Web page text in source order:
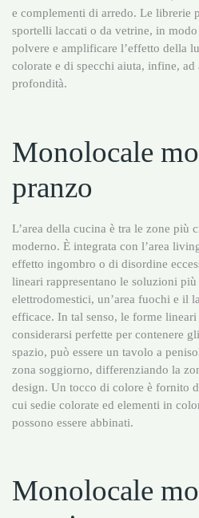
e complementi di arredo. Le librerie
sportelli laccati o da vetrine, in
polvere e amplificare l’effetto della
colorate e di specchi aiuta, infine, ad
profondità.
Monolocale
pranzo
L’area della cucina è tra le zone più
moderno. È integrata con l’area
effetto ingombro o di disordine
lineari rappresentano le soluzioni più
elettrodomestici, un’area fuochi e il
efficace. In tal senso, le forme lineari
considerarsi perfette per contenere
spazio, può essere un tavolo a
zona soggiorno, differenziando la
design. Un tocco di colore è fornito
cui sedie colorate ed elementi in
possono essere abbinati.
Monolocale